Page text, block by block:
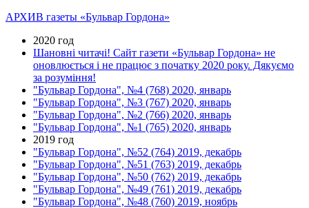
АРХИВ газеты «Бульвар Гордона»
2020 год
Шановні читачі! Сайт газети «Бульвар Гордона» не
оновлюється і не працює з початку 2020 року. Дякуємо
за розуміння!
"Бульвар Гордона", №4 (768) 2020, январь
"Бульвар Гордона", №3 (767) 2020, январь
"Бульвар Гордона", №2 (766) 2020, январь
"Бульвар Гордона", №1 (765) 2020, январь
2019 год
"Бульвар Гордона", №52 (764) 2019, декабрь
"Бульвар Гордона", №51 (763) 2019, декабрь
"Бульвар Гордона", №50 (762) 2019, декабрь
"Бульвар Гордона", №49 (761) 2019, декабрь
"Бульвар Гордона", №48 (760) 2019, ноябрь